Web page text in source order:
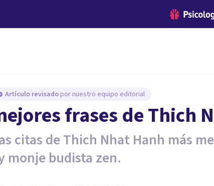
Artículo revisado por nuestro equipo editorial
frases de Thich
citas de Thich Nhat Hanh más
monje budista zen.